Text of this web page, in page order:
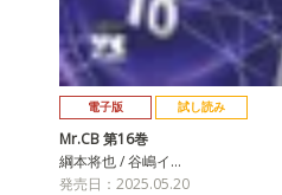
電子版 試し読み
Mr.CB 第16巻
綱本将也 / 谷嶋イ…
発売日：2025.05.20